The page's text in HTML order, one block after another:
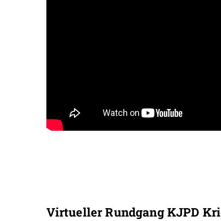
Virtueller Rundgang KJPD